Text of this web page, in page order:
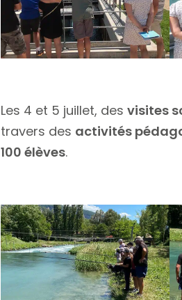
Les 4 et 5 juillet, des visites
travers des activités
100 élèves.